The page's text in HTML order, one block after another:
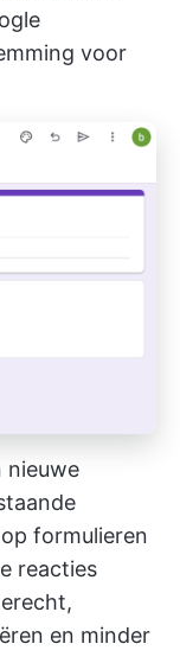
voor
nieuwe
formulieren
reacties
en minder